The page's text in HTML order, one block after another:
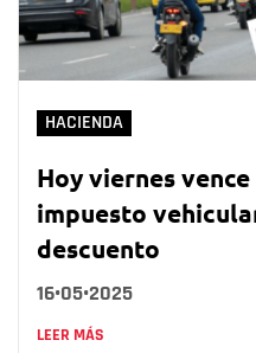
HACIENDA
Hoy viernes
impuesto
descuento
16•05•2025
LEER MÁS